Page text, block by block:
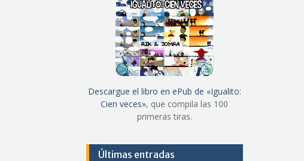
Descargue el libro en ePub de «Igualito:
Cien veces», que compila las 100
primeras tiras.
Últimas entradas